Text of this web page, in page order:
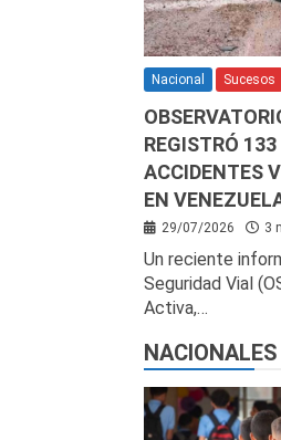
Nacional Sucesos
REGISTRÓ
ACCIDENTES
EN
29/07/2026 3
Un reciente
Seguridad Vial
Activa,…
NACIONALES